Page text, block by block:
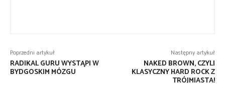
Poprzedni artykuł
RADIKAL GURU WYSTĄPI W
BYDGOSKIM MÓZGU
Następny artykuł
NAKED BROWN, CZYLI
KLASYCZNY HARD ROCK Z
TRÓJMIASTA!